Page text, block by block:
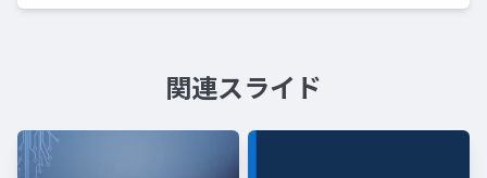
関連スライド